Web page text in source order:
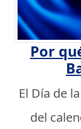
Por
El Día de
del